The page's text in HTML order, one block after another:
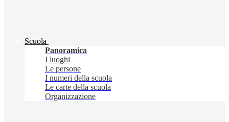
Scuola
Panoramica
I luoghi
Le persone
I numeri della scuola
Le carte della scuola
Organizzazione